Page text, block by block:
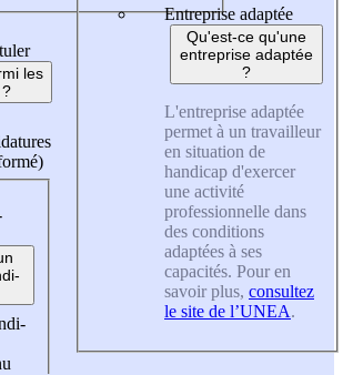
les
Entreprise adaptée
Qu'est-ce qu'une
entreprise adaptée
?
L'entreprise adaptée
permet à un travailleur
en situation de
handicap d'exercer
une activité
professionnelle dans
des conditions
adaptées à ses
capacités. Pour en
savoir plus, consultez
le site de l’UNEA.